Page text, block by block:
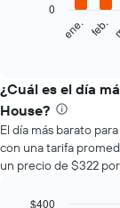
siguiente
el
precio
promedio
de
una
habitación
mes
ene. feb.
0
¿Cuál es el día
House?
El día más barato
con una tarifa
un precio de $322
$400